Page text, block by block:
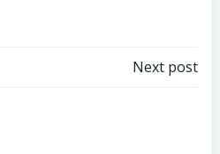
Next post